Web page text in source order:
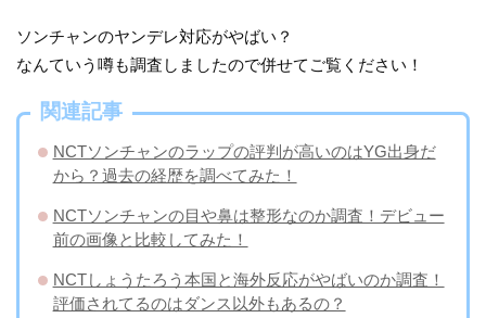
ソンチャンのヤンデレ対応がやばい？
なんていう噂も調査しましたので併せてご覧ください！
関連記事
NCTソンチャンのラップの評判が高いのはYG出身だ
から？過去の経歴を調べてみた！
NCTソンチャンの目や鼻は整形なのか調査！デビュー
前の画像と比較してみた！
NCTしょうたろう本国と海外反応がやばいのか調査！
評価されてるのはダンス以外もあるの？